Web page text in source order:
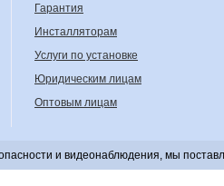
Гарантия
Инсталляторам
Услуги по установке
Юридическим лицам
Оптовым лицам
и видеонаблюдения, мы